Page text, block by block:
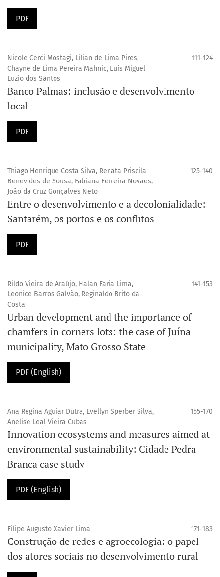
PDF
Nicole Cerci Mostagi, Lilian de Lima Pires,
Chayne de Lima Pereira Mahnic, Luís Miguel
Luzio dos Santos
111-124
Banco Palmas: inclusão e desenvolvimento
local
PDF
Thiago Henrique Costa Silva, Renata Priscila
Benevides de Sousa, Fabiana Ferreira Novaes,
João da Cruz Gonçalves Neto
125-140
Entre o desenvolvimento e a decolonialidade:
Santarém, os portos e os conflitos
PDF
Rildo Vieira de Araújo, Halan Faria Lima,
Leonice Barros Galvão, Reginaldo Brito da
Costa
141-153
Urban development and the importance of
chamfers in corners lots: the case of Juína
municipality, Mato Grosso State
PDF (English)
Ana Regina Aguiar Dutra, Evellyn Sperber Silva,
Anelise Leal Vieira Cubas
155-170
Innovation ecosystems and measures aimed at
environmental sustainability: Cidade Pedra
Branca case study
PDF (English)
Filipe Augusto Xavier Lima 171-183
Construção de redes e agroecologia: o papel
dos atores sociais no desenvolvimento rural